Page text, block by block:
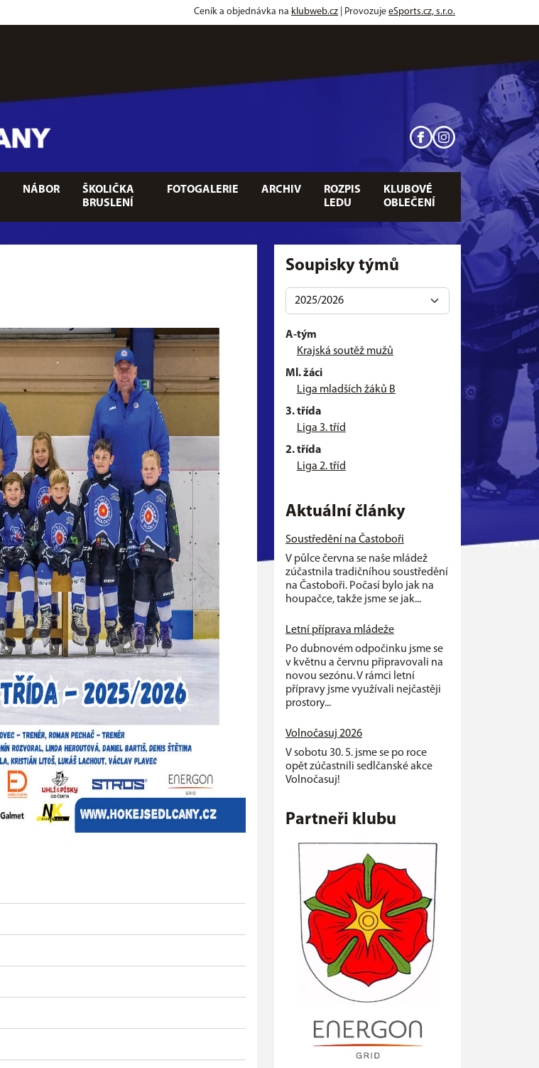
Ceník a objednávka na klubweb.cz | Provozuje eSports.cz, s.r.o.
NÁBOR
ŠKOLIČKA
BRUSLENÍ
FOTOGALERIE ARCHIV
ROZPIS
LEDU
KLUBOVÉ
OBLEČENÍ
Soupisky týmů
A-tým
Krajská soutěž mužů
Ml. žáci
Liga mladších žáků B
3. třída
Liga 3. tříd
2. třída
Liga 2. tříd
Aktuální články
Soustředění na Častoboři
V půlce června se naše mládež
zúčastnila tradičníhou soustředění
na Častoboři. Počasí bylo jak na
houpačce, takže jsme se jak...
Letní příprava mládeže
Po dubnovém odpočinku jsme se
v květnu a červnu připravovali na
novou sezónu. V rámci letní
přípravy jsme využívali nejčastěji
prostory...
Volnočasuj 2026
V sobotu 30. 5. jsme se po roce
opět zúčastnili sedlčanské akce
Volnočasuj!
Partneři klubu